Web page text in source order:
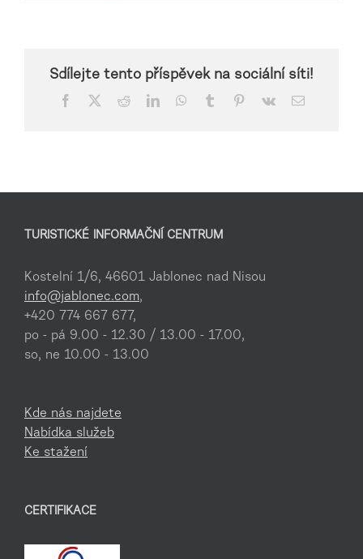
Sdílejte tento příspěvek na sociální síti!
Facebook RedditLinkedInWhatsApp
Tumblr Pinterest
Vk
E-
TURISTICKÉ INFORMAČNÍ CENTRUM
Kostelní 1/6, 46601 Jablonec nad Nisou
info@jablonec.com,
+420 774 667 677,
po - pá 9.00 - 12.30 / 13.00 - 17.00,
so, ne 10.00 - 13.00
Kde nás najdete
Nabídka služeb
Ke stažení
CERTIFIKACE